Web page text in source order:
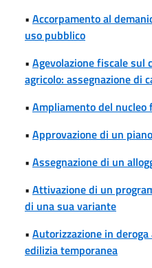
• Accorpamento al
uso pubblico
• Agevolazione fiscale
agricolo: assegnazione di
• Ampliamento del nucleo
• Approvazione di un
• Assegnazione di un
• Attivazione di un
di una sua variante
• Autorizzazione in
edilizia temporanea